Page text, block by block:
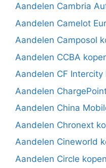
Aandelen Cambria
Aandelen Camelot
Aandelen Camposol
Aandelen CCBA
Aandelen CF Intercity
Aandelen
Aandelen China
Aandelen Chronext
Aandelen Cineworld
Aandelen Circle kopen